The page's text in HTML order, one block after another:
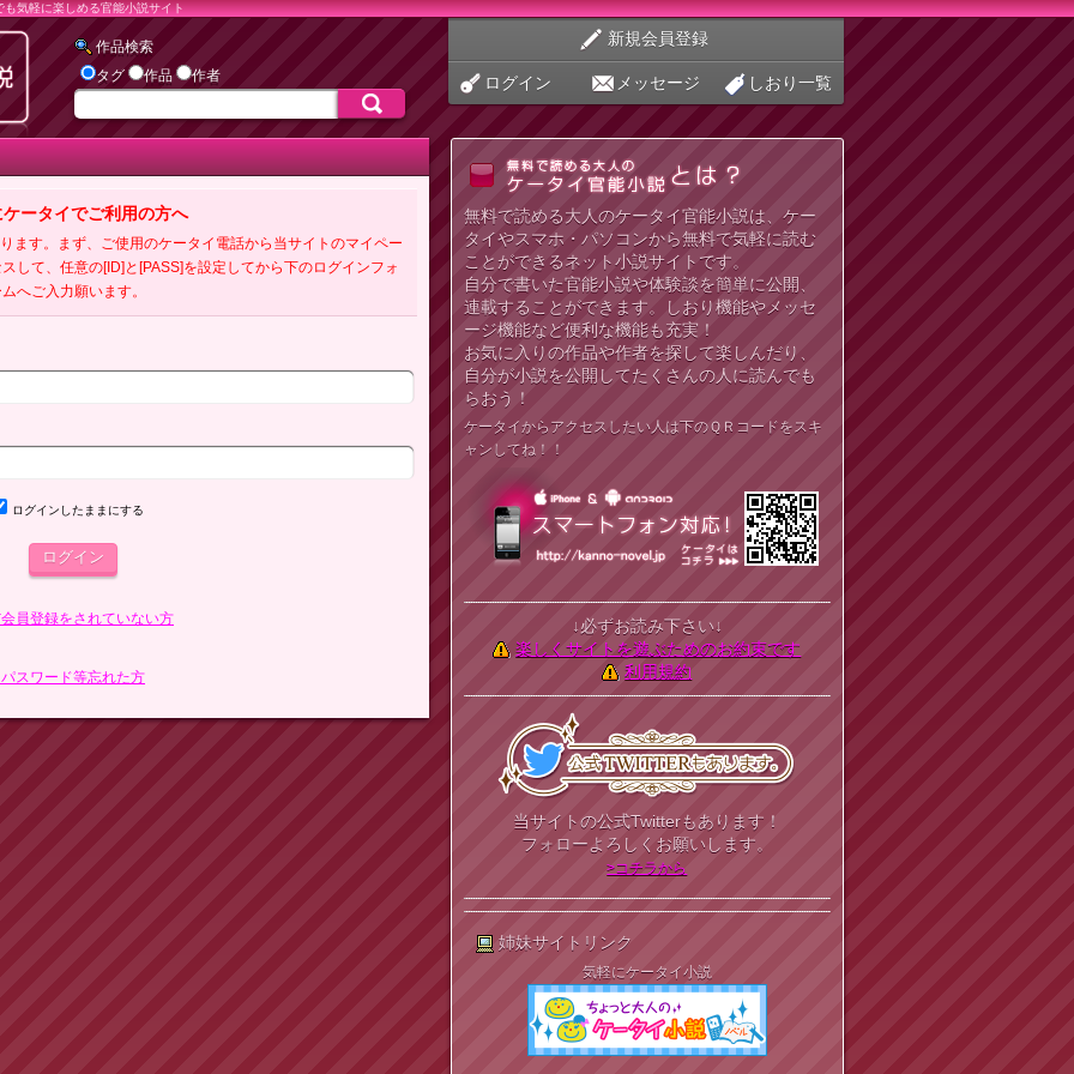
気軽に楽しめる官能小説サイト
作品検索
タグ
作品 作者
新規会員登録
ログイン メッセージ しおり一覧
ータイでご利用の方へ
ます。まず、ご使用のケータイ電話から当サイトのマイペー
して、任意の[ID]と[PASS]を設定してから下のログインフォ
へご入力願います。
ログインしたままにする
員登録をされていない方
スワード等忘れた方
無料で読める大人のケータイ官能小説は、ケー
タイやスマホ・パソコンから無料で気軽に読む
ことができるネット小説サイトです。
自分で書いた官能小説や体験談を簡単に公開、
連載することができます。しおり機能やメッセ
ージ機能など便利な機能も充実！
お気に入りの作品や作者を探して楽しんだり、
自分が小説を公開してたくさんの人に読んでも
らおう！
ケータイからアクセスしたい人は下のＱＲコードをスキ
ャンしてね！！
↓必ずお読み下さい↓
楽しくサイトを遊ぶためのお約束です
利用規約
当サイトの公式Twitterもあります！
フォローよろしくお願いします。
>コチラから
姉妹サイトリンク
気軽にケータイ小説